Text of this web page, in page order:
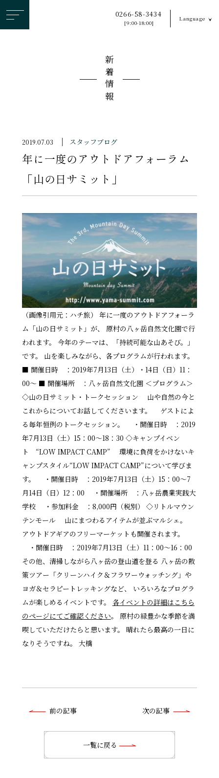
0266-58-3434
[9:00-18:00]
Language
新着情報
年に一度のアウトドアフォーラム
「山の日サミット」
2019.07.03 スタッフブログ
（画像引用元：ハチ旅） 年に一度のアウトドアフォーラ
ム「山の日サミット」が、 原村の八ヶ岳自然文化園で行
われます。 今年のテーマは、「持続可能な山あそび。」
です。 山を楽しみながら、各プログラムが行われます。
■ 開催日時 ：2019年7月13日（土）・14日（日）11：
00～ ■ 開催場所 ：八ヶ岳自然文化園 ＜プログラム＞
◇山の日サミット・トークセッション 山や自然の今と
これからについてお話してくださいます。 ゲストによ
る毎年恒例のトークセッション。 ・開催日時 ：2019
年7月13日（土）15：00～18：30 ◇キャンプイベン
ト “LOW IMPACT CAMP” 環境に負荷をかけないキ
ャンプスタイル“LOW IMPACT CAMP”について学びま
す。 ・開催日時 ：2019年7月13日（土）15：00～7
月14日（日）12：00 ・開催場所 ：八ヶ岳農業実践大
学校 ・参加料金 ：8,000円（税別） ◇リトルマウン
テンモール 山にまつわるアイテムが並ぶマルシェ。
アウトドアギアのフリーマーケットも開催されます。
・開催日時 ：2019年7月13日（土）11：00～16：00
その他、清掃しながら八ヶ岳の登山道を登る 八ヶ岳の散
策ツアー「クリーンハイク＆フラワーウォッチング」や
ヨガ＆セラピートレッキングなど、 いろいろなプログラ
ムが楽しめるイベントです。 各イベントの詳細はこちら
のページにてご確認ください。 原村の緑豊かな季節を満
喫していただけたらと思います。 晴れたら最高の一日に
なりそうですね。 大橋
前の記事 次の記事
一覧に戻る